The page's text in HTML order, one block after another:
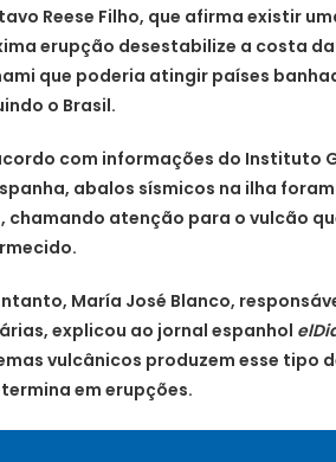
Reese Filho, que afirma existir
erupção desestabilize a costa da
que poderia atingir países
o Brasil.
com informações do Instituto
abalos sísmicos na ilha
chamando atenção para o vulcão
María José Blanco,
explicou ao jornal espanhol
vulcânicos produzem esse tipo
em erupções.